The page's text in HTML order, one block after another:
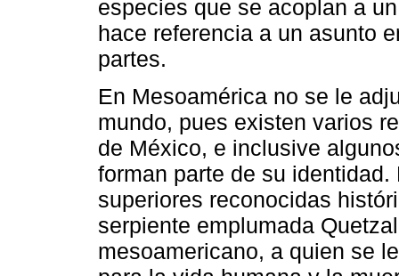
especies que se acoplan a
hace referencia a un asunto
partes.
En Mesoamérica no se le
mundo, pues existen varios
de México, e inclusive
forman parte de su
superiores reconocidas
serpiente emplumada
mesoamericano, a quien se